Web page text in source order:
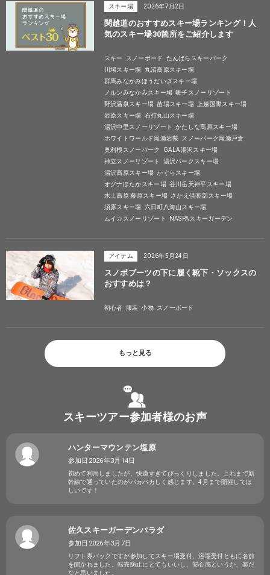
スキー場 2026年7月2日
関越道のおすすめスキー場ランキング！人
気のスキー場30箇所をご紹介します
スキー スノーボード
たんばらスキーパーク
川場スキー場
丸沼高原スキー場
群馬みなかみほうだいぎスキー場
ノルンみなかみスキー場 舞子スノーリゾート
野沢温泉スキー場 苗場スキー場
上越国際スキー場
岩原スキー場 石打丸山スキー場
湯沢中里スノーリゾート
かたしな高原スキー場
ホワイトワールド尾瀬岩鞍 スノーパーク尾瀬戸倉
奥利根スノーパーク
GALA湯沢スキー場
神立スノーリゾート
湯沢パークスキー場
湯沢高原スキー場 かぐらスキー場
オグナほたかスキー場 谷川岳天神平スキー場
水上高原 藤原スキー場 さかえ倶楽部スキー場
須原スキー場 六日町八海山スキー場
ムイカスノーリゾート
NASPAスキーガーデン
アイテム 2026年5月24日
スノボブーツの下に履く靴下・ソックスの
おすすめは？
初心者 服装 小物 スノーボード
もっと見る
スキーツアー参加者様のお声
ハンターマウンテン塩原
参加日2026年3月14日
初めて利用しましたが、快適すぎてびっくりしました。これまで新
幹線で通っていたのがバカバカしく感じます。4月まで開催してほ
しいです！
佐久スキーガーデンパラダ
参加日2026年3月7日
リフト券パックですが参加してスキー場受付、浴場受付ともに名前
を聞かれました。転売防止にとてもいいし、安心感というか、楽だ
なと思いました。